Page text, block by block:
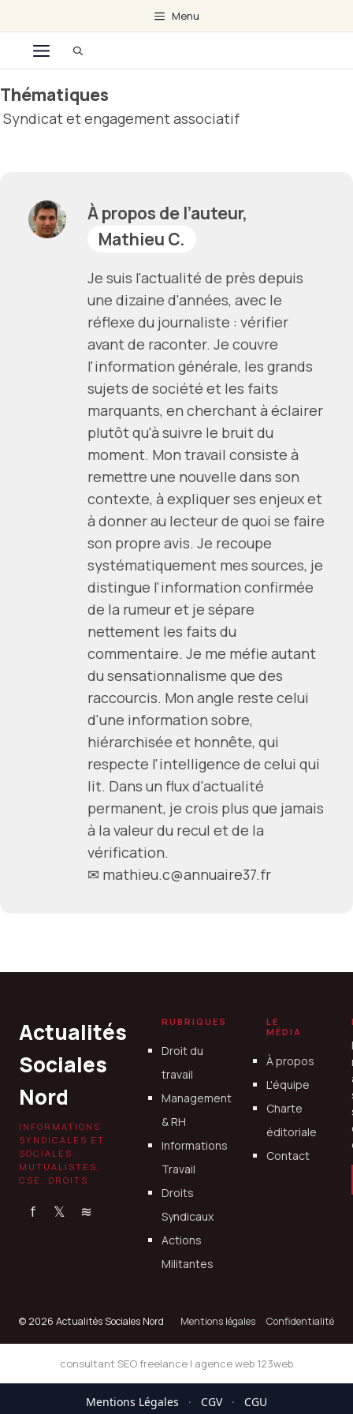
au
contenu
Menu
Menu
Thématiques
Syndicat et engagement associatif
À propos de l’auteur,
Mathieu C.
Je suis l'actualité de près depuis
une dizaine d'années, avec le
réflexe du journaliste : vérifier
avant de raconter. Je couvre
l'information générale, les grands
sujets de société et les faits
marquants, en cherchant à éclairer
plutôt qu'à suivre le bruit du
moment. Mon travail consiste à
remettre une nouvelle dans son
contexte, à expliquer ses enjeux et
à donner au lecteur de quoi se faire
son propre avis. Je recoupe
systématiquement mes sources, je
distingue l'information confirmée
de la rumeur et je sépare
nettement les faits du
commentaire. Je me méfie autant
du sensationnalisme que des
raccourcis. Mon angle reste celui
d'une information sobre,
hiérarchisée et honnête, qui
respecte l'intelligence de celui qui
lit. Dans un flux d'actualité
permanent, je crois plus que jamais
à la valeur du recul et de la
vérification.
✉ mathieu.c@annuaire37.fr
Actualités
Sociales
Nord
INFORMATIONS
SYNDICALES ET
SOCIALES ·
MUTUALISTES,
CSE, DROITS
f 𝕏 ≋
RUBRIQUES
Droit du
travail
Management
& RH
Informations
Travail
Droits
Syndicaux
Actions
Militantes
LE
MÉDIA
À propos
L'équipe
Charte
éditoriale
Contact
© 2026 Actualités Sociales Nord Mentions légales Confidentialité
consultant SEO freelance | agence web 123web
Mentions Légales · CGV · CGU